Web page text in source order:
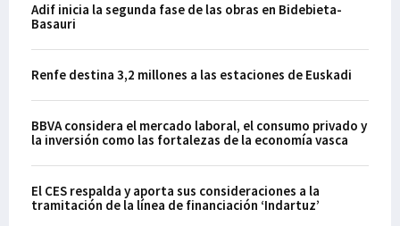
Adif inicia la segunda fase de las obras en Bidebieta-
Basauri
Renfe destina 3,2 millones a las estaciones de Euskadi
BBVA considera el mercado laboral, el consumo privado y
la inversión como las fortalezas de la economía vasca
El CES respalda y aporta sus consideraciones a la
tramitación de la línea de financiación ‘Indartuz’